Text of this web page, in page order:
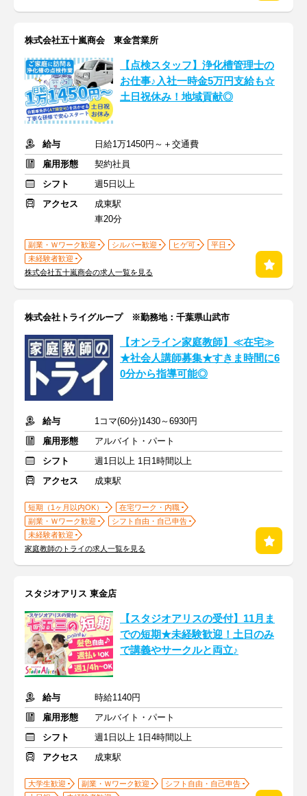
株式会社五十嵐商会 東金営業所
【点検スタッフ】浄化槽管理士の
お仕事♪入社一時金5万円支給も☆
土日祝休み！地域貢献◎
給与
日給1万1450円～＋交通費
雇用形態
契約社員
シフト
週5日以上
アクセス
成東駅
車20分
副業・Ｗワーク歓迎 シルバー歓迎 ヒゲ可
平日
未経験者歓迎
株式会社五十嵐商会の求人一覧を見る
株式会社トライグループ ※勤務地：千葉県山武市
【オンライン家庭教師】≪在宅≫
★社会人講師募集★すきま時間に6
0分から指導可能◎
給与
1コマ(60分)1430～6930円
雇用形態
アルバイト・パート
シフト
週1日以上 1日1時間以上
アクセス
成東駅
短期（1ヶ月以内OK）
在宅ワーク・内職
副業・Ｗワーク歓迎
シフト自由・自己申告
未経験者歓迎
家庭教師のトライの求人一覧を見る
スタジオアリス 東金店
【スタジオアリスの受付】11月ま
での短期★未経験歓迎！土日のみ
で講義やサークルと両立♪
給与
時給1140円
雇用形態
アルバイト・パート
シフト
週1日以上 1日4時間以上
アクセス
成東駅
大学生歓迎 副業・Ｗワーク歓迎
シフト自由・自己申告